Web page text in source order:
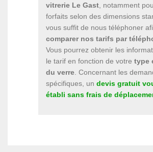
vitrerie Le Gast , notamment
forfaits selon des dimensions
vous suffit de nous téléphoner
comparer nos tarifs par
Vous pourrez obtenir les
le tarif en fonction de votre type
du verre . Concernant les
spécifiques, un devis gratuit
établi sans frais de